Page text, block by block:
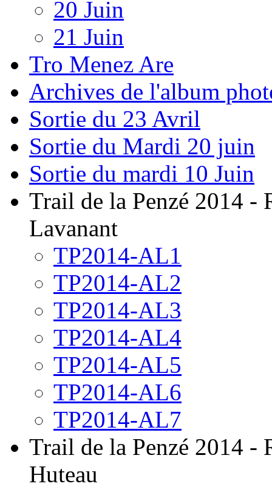
20 Juin
21 Juin
Tro Menez Are
Archives de l'album
Sortie du 23 Avril
Sortie du Mardi 20 juin
Sortie du mardi 10 Juin
Trail de la Penzé 2014 -
Lavanant
TP2014-AL1
TP2014-AL2
TP2014-AL3
TP2014-AL4
TP2014-AL5
TP2014-AL6
TP2014-AL7
Trail de la Penzé 2014 -
Huteau